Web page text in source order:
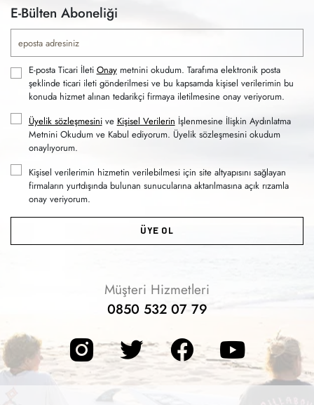
E-Bülten Aboneliği
E-posta Ticari İleti Onaymetnini okudum. Tarafıma elektronik posta
şeklinde ticari ileti gönderilmesi ve bu kapsamda kişisel verilerimin bu
konuda hizmet alınan tedarikçi firmaya iletilmesine onay veriyorum.
Üyelik sözleşmesinive Kişisel Verilerin İşlenmesine İlişkin Aydınlatma
Metnini Okudum ve Kabul ediyorum. Üyelik sözleşmesini okudum
onaylıyorum.
Kişisel verilerimin hizmetin verilebilmesi için site altyapısını sağlayan
firmaların yurtdışında bulunan sunucularına aktarılmasına açık rızamla
onay veriyorum.
ÜYE OL
Müşteri Hizmetleri
0850 532 07 79